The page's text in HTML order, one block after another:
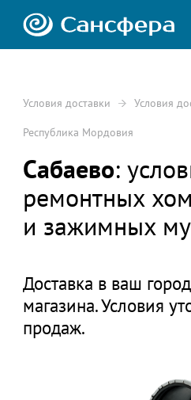
Условия доставки Условия
Республика Мордовия
Сабаево:
ремонтных
и зажимных
Доставка в ваш
магазина. Условия
продаж.